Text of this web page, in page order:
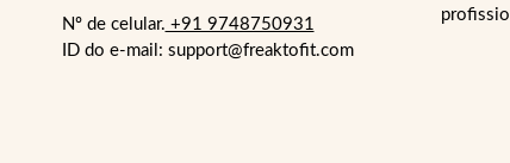
Nº de celular. +91 9748750931
ID do e-mail: support@freaktofit.com